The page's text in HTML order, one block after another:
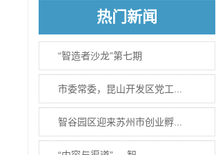
热门新闻
“智造者沙龙”第七期
市委常委，昆山开发区党工...
智谷园区迎来苏州市创业孵...